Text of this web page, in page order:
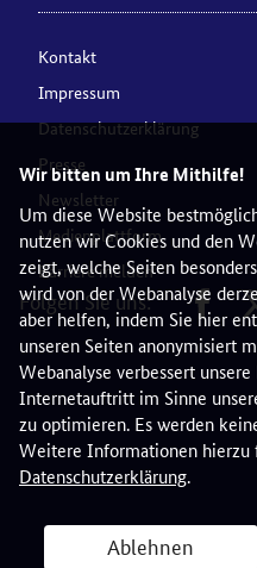
Wir bitten um Ihre Mithilfe!
Um diese Website
nutzen wir Cookies und den
zeigt, welche Seiten
wird von der Webanalyse
aber helfen, indem Sie hier
unseren Seiten anonymisiert
Webanalyse verbessert
Internetauftritt im Sinne
zu optimieren. Es werden
Weitere Informationen hierzu
Datenschutzerklärung.
Ablehnen
Kontakt
Impressum
Datenschutzerklärung
Presse
Newsletter
Medienplattform
Barriere melden
Folgen Sie uns: